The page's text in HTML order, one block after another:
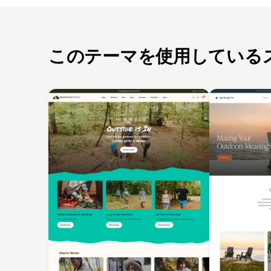
このテーマを使用している